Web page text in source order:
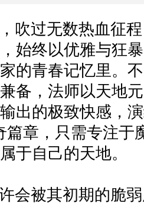
吹过无数热血征
始终以优雅与狂
的青春记忆里。
备，法师以天地
出的极致快感，
篇章，只需专注于
于自己的天地。
会被其初期的脆